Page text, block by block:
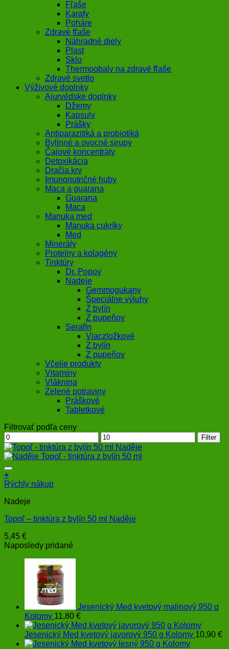
Fľaše
Karafy
Poháre
Zdravé fľaše
Náhradné diely
Plast
Sklo
Thermoobaly na zdravé fľaše
Zdravé svetlo
Výživové doplnky
Ajurvédske doplnky
Džemy
Kapsuly
Prášky
Antiparazitiká a probiotiká
Bylinné a ovocné sirupy
Čajové koncentráty
Detoxikácia
Dračia krv
Imunonutričné huby
Maca a guarana
Guarana
Maca
Manuka med
Manuka cukríky
Med
Minerály
Proteíny a kolagény
Tinktúry
Dr. Popov
Nadeje
Gemmogukany
Špeciálne výluhy
Z bylín
Z pupeňov
Serafín
Viaczložkové
Z bylín
Z pupeňov
Včelie produkty
Vitamíny
Vláknina
Zelené potraviny
Práškové
Tabletkové
Filtrovať podľa ceny
Minimálna
cena
Maximálna
cena
Filter
+
Rýchly nákup
Nadeje
Topoľ – tinktúra z bylín 50 ml Naděje
5,45 €
Naposledy pridané
Jesenický Med kvetový malinový 950 g
Kolomy 11,80 €
Jesenický Med kvetový javorový 950 g Kolomy 10,90 €